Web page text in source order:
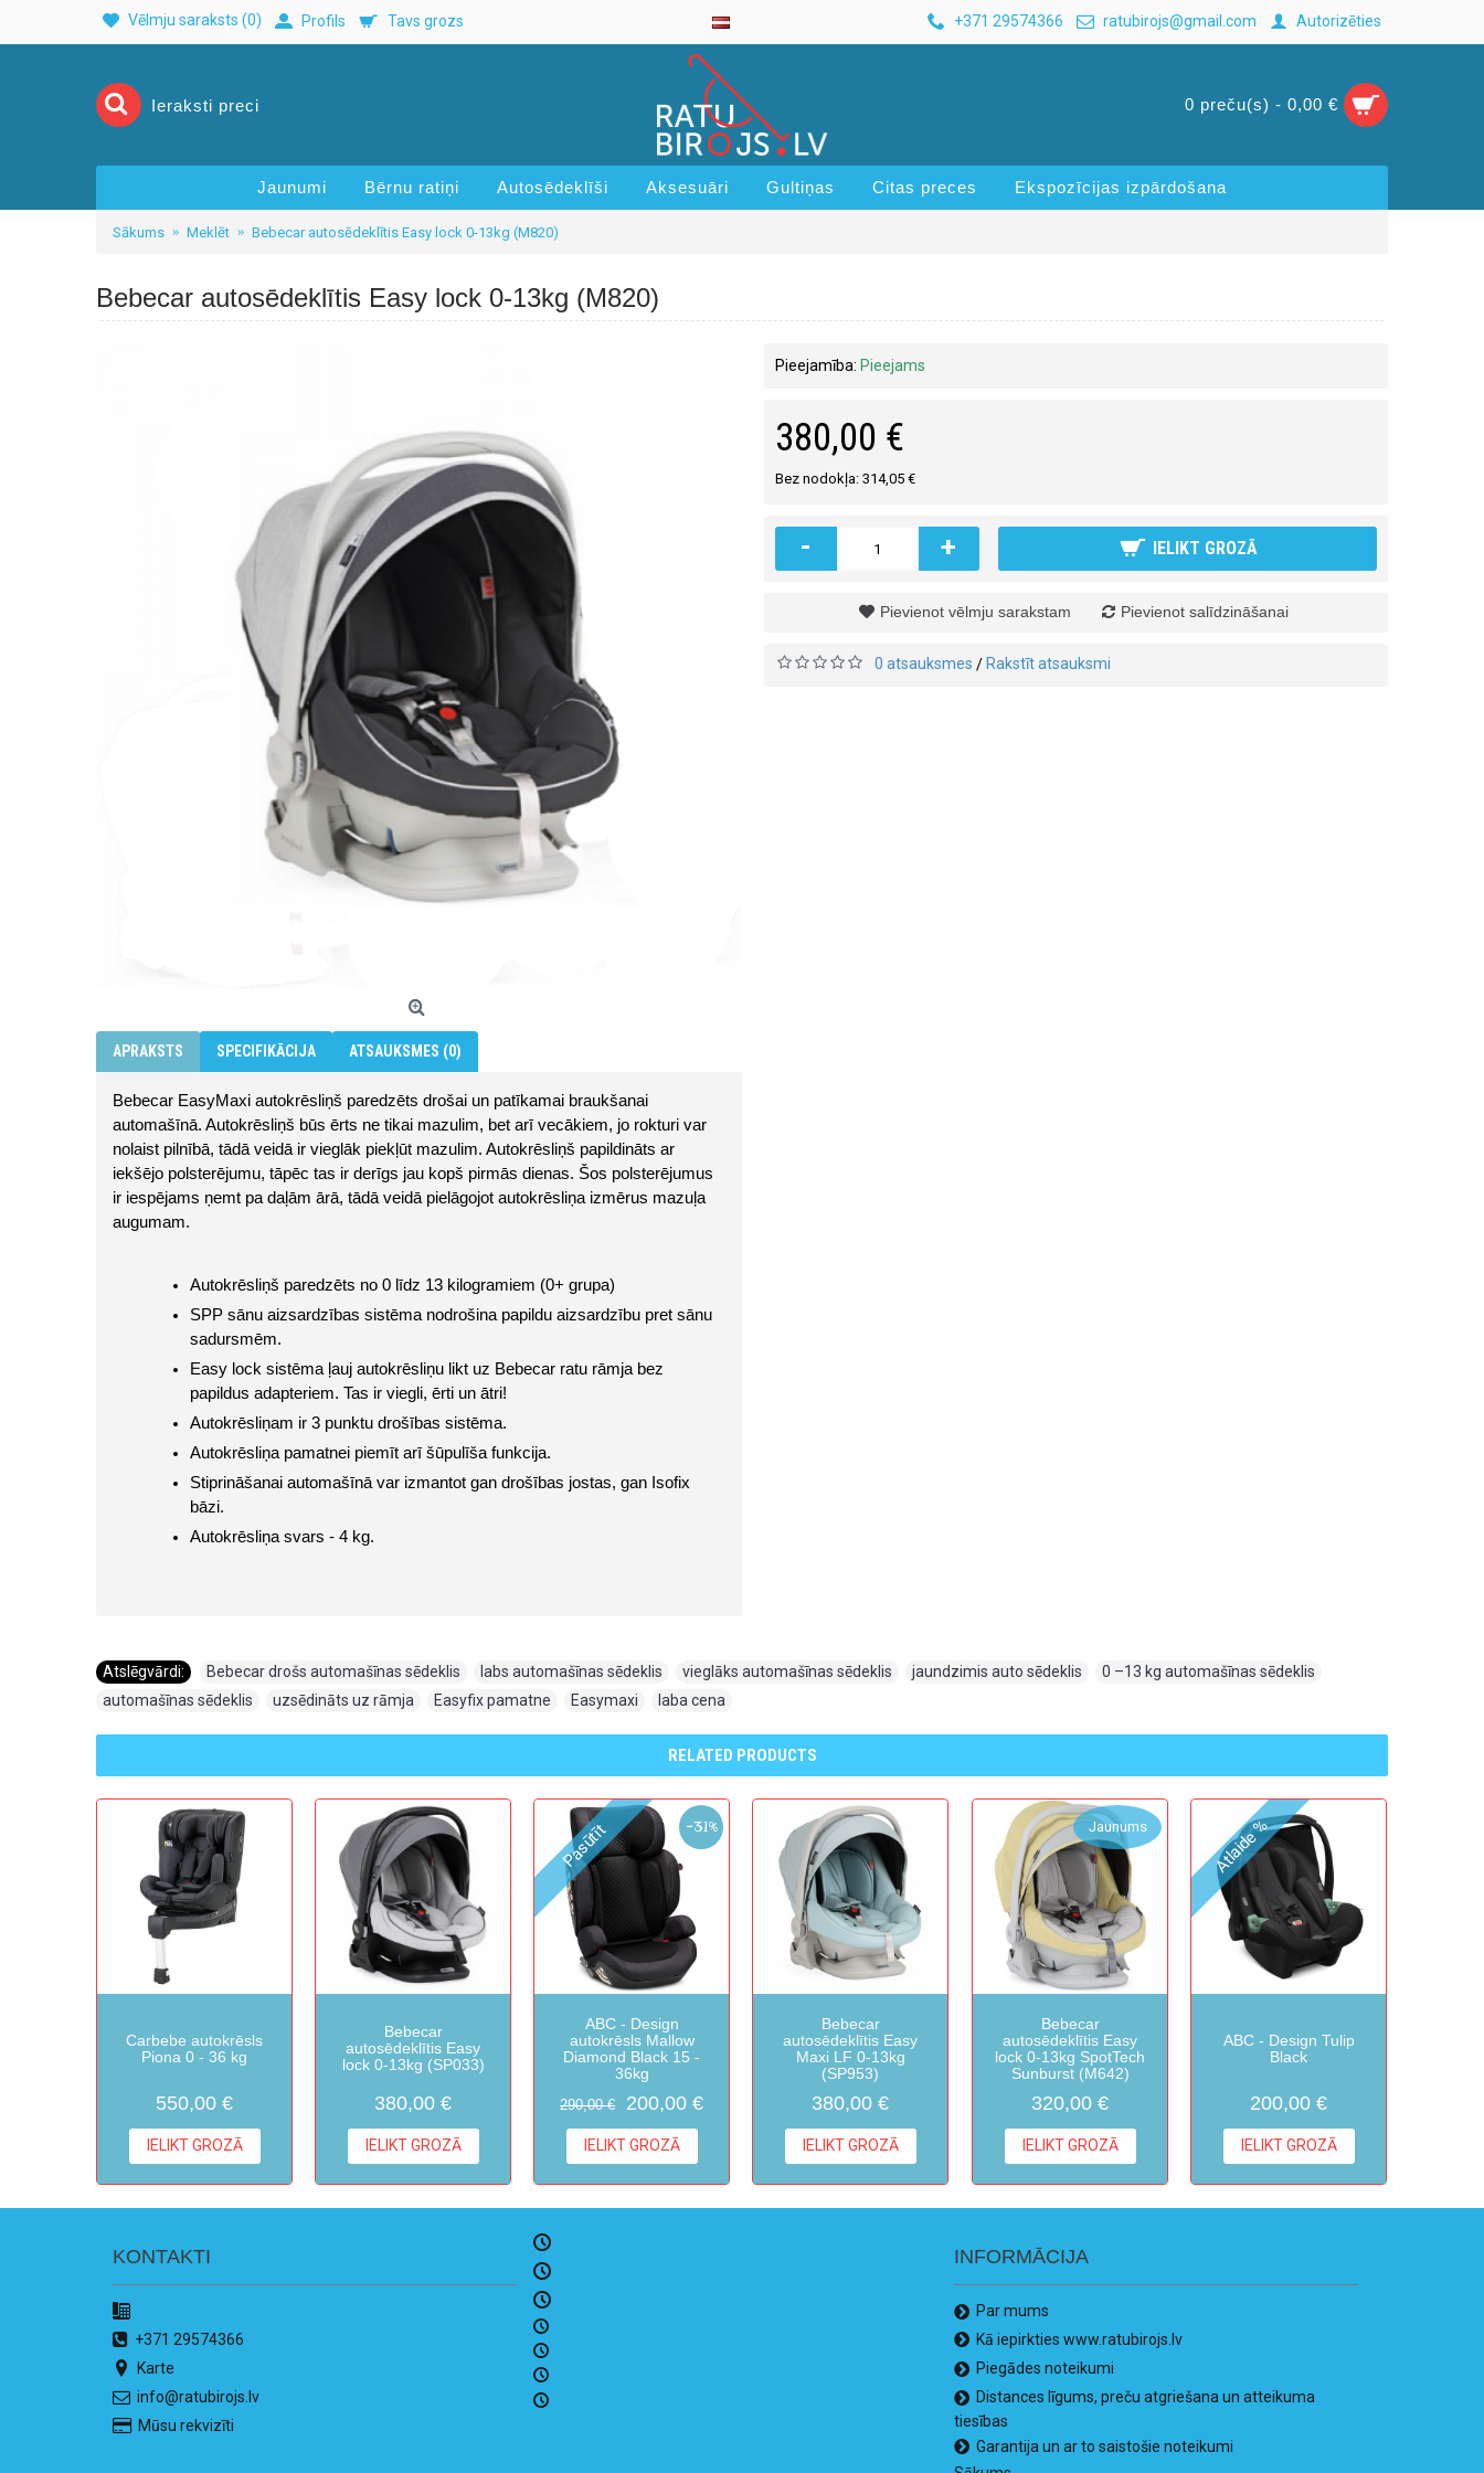
Vēlmju saraksts (0) Profils Tavs grozs +371 29574366 ratubirojs@gmail.com Autorizēties
0 preču(s) - 0,00 €
Jaunumi Bērnu ratiņi Autosēdeklīši Aksesuāri Gultiņas Citas preces Ekspozīcijas izpārdošana
Sākums Meklēt Bebecar autosēdeklītis Easy lock 0-13kg (M820)
Bebecar autosēdeklītis Easy lock 0-13kg (M820)
APRAKSTS SPECIFIKĀCIJA ATSAUKSMES (0)
Bebecar EasyMaxi autokrēsliņš paredzēts drošai un patīkamai braukšanai
automašīnā. Autokrēsliņš būs ērts ne tikai mazulim, bet arī vecākiem, jo rokturi var
nolaist pilnībā, tādā veidā ir vieglāk piekļūt mazulim. Autokrēsliņš papildināts ar
iekšējo polsterējumu, tāpēc tas ir derīgs jau kopš pirmās dienas. Šos polsterējumus
ir iespējams ņemt pa daļām ārā, tādā veidā pielāgojot autokrēsliņa izmērus mazuļa
augumam.
Autokrēsliņš paredzēts no 0 līdz 13 kilogramiem (0+ grupa)
SPP sānu aizsardzības sistēma nodrošina papildu aizsardzību pret sānu
sadursmēm.
Easy lock sistēma ļauj autokrēsliņu likt uz Bebecar ratu rāmja bez
papildus adapteriem. Tas ir viegli, ērti un ātri!
Autokrēsliņam ir 3 punktu drošības sistēma.
Autokrēsliņa pamatnei piemīt arī šūpulīša funkcija.
Stiprināšanai automašīnā var izmantot gan drošības jostas, gan Isofix
bāzi.
Autokrēsliņa svars - 4 kg.
Pieejamība: Pieejams
380,00 €
Bez nodokļa: 314,05 €
- + IELIKT GROZĀ
Pievienot vēlmju sarakstam Pievienot salīdzināšanai
0 atsauksmes / Rakstīt atsauksmi
Atslēgvārdi: Bebecar drošs automašīnas sēdeklis labs automašīnas sēdeklis vieglāks automašīnas sēdeklis jaundzimis auto sēdeklis 0 –13 kg automašīnas sēdeklis
automašīnas sēdeklis
uzsēdināts uz rāmja Easyfix pamatne Easymaxi laba cena
RELATED PRODUCTS
Carbebe autokrēsls
Piona 0 - 36 kg
550,00 €
IELIKT GROZĀ
Bebecar
autosēdeklītis Easy
lock 0-13kg (SP033)
380,00 €
IELIKT GROZĀ
-31%
Pasūtīt
ABC - Design
autokrēsls Mallow
Diamond Black 15 -
36kg
290,00 € 200,00 €
IELIKT GROZĀ
Bebecar
autosēdeklītis Easy
Maxi LF 0-13kg
(SP953)
380,00 €
IELIKT GROZĀ
Jaunums
Bebecar
autosēdeklītis Easy
lock 0-13kg SpotTech
Sunburst (M642)
320,00 €
IELIKT GROZĀ
Atlaide %
ABC - Design Tulip
Black
200,00 €
IELIKT GROZĀ
KONTAKTI
+371 29574366
Karte
info@ratubirojs.lv
Mūsu rekvizīti
INFORMĀCIJA
Par mums
Kā iepirkties www.ratubirojs.lv
Piegādes noteikumi
Distances līgums, preču atgriešana un atteikuma
tiesības
Garantija un ar to saistošie noteikumi